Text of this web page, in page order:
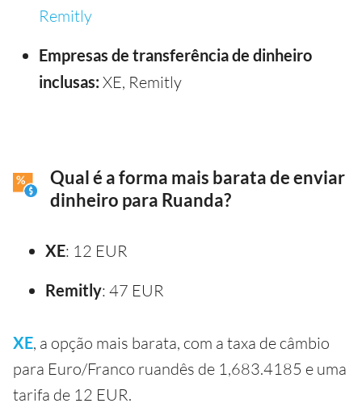
Remitly
Empresas de transferência de dinheiro
inclusas: XE, Remitly
Qual é a forma mais barata de enviar
dinheiro para Ruanda?
XE: 12 EUR
Remitly: 47 EUR
XE, a opção mais barata, com a taxa de câmbio
para Euro/Franco ruandês de 1,683.4185 e uma
tarifa de 12 EUR.